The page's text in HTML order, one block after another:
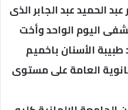
عبد الحميد عبد الجابر الذى
اليوم الواحد وأخت
طبيبة الأسنان باخميم
العامة على مستوى